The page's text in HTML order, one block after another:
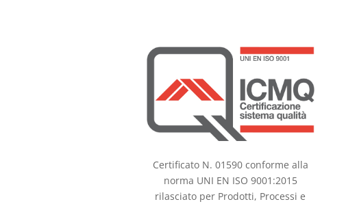
Certificato N. 01590 conforme alla
norma UNI EN ISO 9001:2015
rilasciato per Prodotti, Processi e